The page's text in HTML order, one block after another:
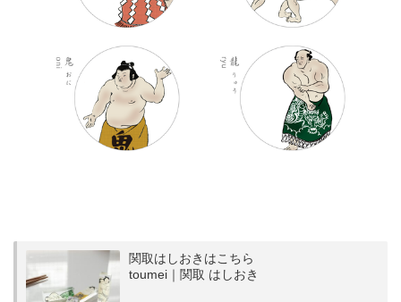
関取はしおきはこちら
toumei｜関取 はしおき